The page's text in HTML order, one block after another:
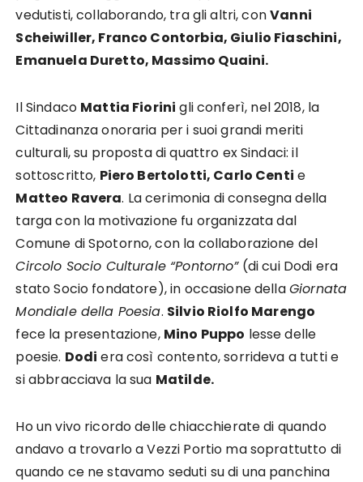
vedutisti, collaborando, tra gli altri, conVanni
Scheiwiller, Franco Contorbia, Giulio Fiaschini,
Emanuela Duretto, Massimo Quaini.
Il Sindaco Mattia Fiorini gli conferì, nel 2018, la
Cittadinanza onoraria per i suoi grandi meriti
culturali, su proposta di quattro ex Sindaci: il
sottoscritto, Piero Bertolotti, Carlo Centi e
Matteo Ravera. La cerimonia di consegna della
targa con la motivazione fu organizzata dal
Comune di Spotorno, con la collaborazione del
Circolo Socio Culturale “Pontorno”(di cui Dodi era
stato Socio fondatore), in occasione dellaGiornata
Mondiale della Poesia. Silvio Riolfo Marengo
fece la presentazione, Mino Puppo lesse delle
poesie. Dodi era così contento, sorrideva a tutti e
si abbracciava la sua Matilde.
Ho un vivo ricordo delle chiacchierate di quando
andavo a trovarlo a Vezzi Portio ma soprattutto di
quando ce ne stavamo seduti su di una panchina